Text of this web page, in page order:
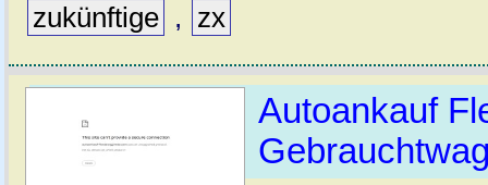
zukünftige , zx
Autoankauf